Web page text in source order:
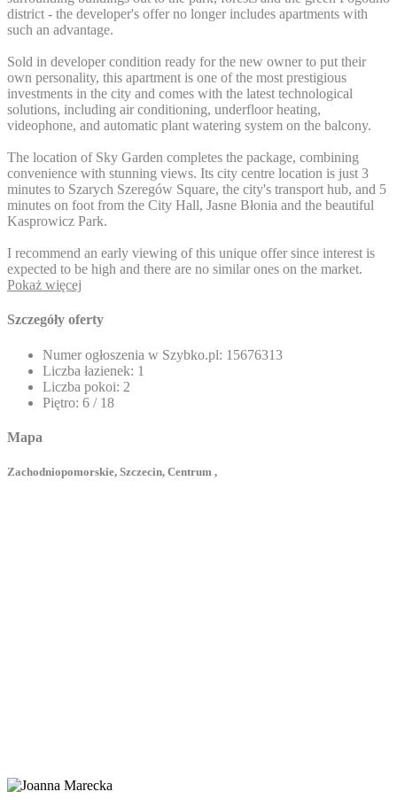
district - the developer's offer no longer includes apartments with
such an advantage.
Sold in developer condition ready for the new owner to put their
own personality, this apartment is one of the most prestigious
investments in the city and comes with the latest technological
solutions, including air conditioning, underfloor heating,
videophone, and automatic plant watering system on the balcony.
The location of Sky Garden completes the package, combining
convenience with stunning views. Its city centre location is just 3
minutes to Szarych Szeregów Square, the city's transport hub, and 5
minutes on foot from the City Hall, Jasne Błonia and the beautiful
Kasprowicz Park.
I recommend an early viewing of this unique offer since interest is
expected to be high and there are no similar ones on the market.
Pokaż więcej
Szczegóły oferty
Numer ogłoszenia w Szybko.pl: 15676313
Liczba łazienek: 1
Liczba pokoi: 2
Piętro: 6 / 18
Mapa
Zachodniopomorskie, Szczecin, Centrum ,